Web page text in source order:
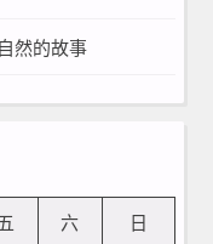
然的故事
六 日